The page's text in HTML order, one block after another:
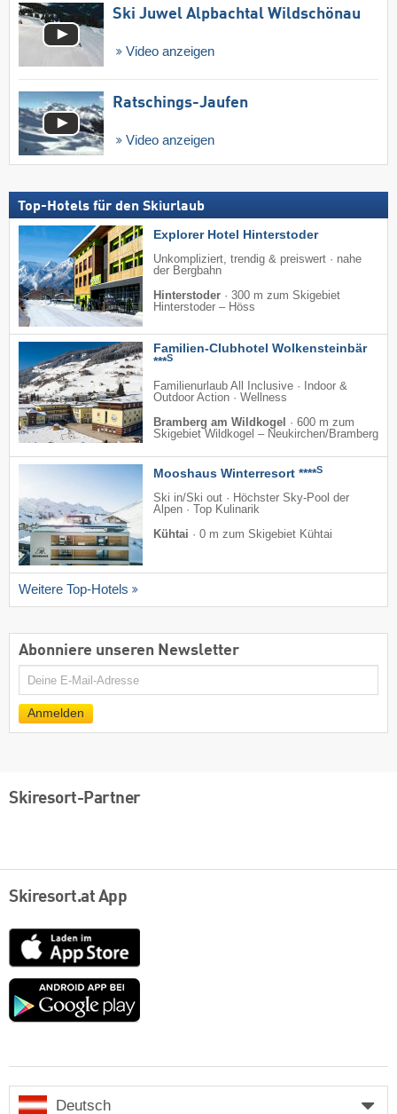
Ski Juwel Alpbachtal Wildschönau
Video anzeigen
Ratschings-Jaufen
Video anzeigen
Top-Hotels für den Skiurlaub
Explorer Hotel Hinterstoder
Unkompliziert, trendig & preiswert · nahe
der Bergbahn
Hinterstoder · 300 m zum Skigebiet
Hinterstoder – Höss
Familien-Clubhotel Wolkensteinbär
***S
Familienurlaub All Inclusive · Indoor &
Outdoor Action · Wellness
Bramberg am Wildkogel
· 600 m zum
Skigebiet Wildkogel – Neukirchen/​Bramberg
Mooshaus Winterresort ****S
Ski in/Ski out · Höchster Sky-Pool der
Alpen · Top Kulinarik
Kühtai · 0 m zum Skigebiet Kühtai
Weitere Top-Hotels
Abonniere unseren Newsletter
E-
Anmelden
Skiresort-Partner
Skiresort.at App
App
Store
Google
Deutsch